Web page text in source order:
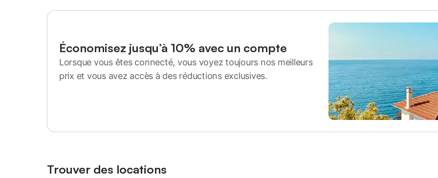
Économisez jusqu’à 10% avec un compte
Lorsque vous êtes connecté, vous voyez toujours nos meilleurs
prix et vous avez accès à des réductions exclusives.
Trouver des locations